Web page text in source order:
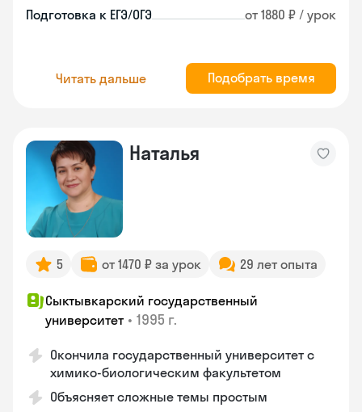
Подготовка к ЕГЭ/ОГЭ от 1880 ₽ / урок
Читать дальше Подобрать время
Наталья
5 от 1470 ₽ за урок 29 лет опыта
Сыктывкарский государственный
университет • 1995 г.
Окончила государственный университет с
химико-биологическим факультетом
Объясняет сложные темы простым